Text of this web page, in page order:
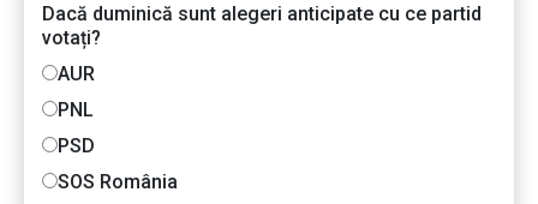
Dacă duminică sunt alegeri anticipate cu ce partid
votați?
AUR
PNL
PSD
SOS România